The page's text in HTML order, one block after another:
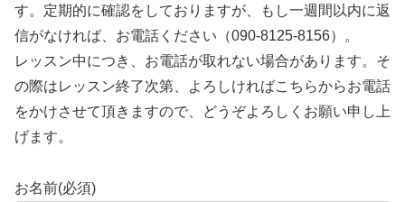
す。定期的に確認をしておりますが、もし一週間以内に返
信がなければ、お電話ください（090-8125-8156）。
レッスン中につき、お電話が取れない場合があります。そ
の際はレッスン終了次第、よろしければこちらからお電話
をかけさせて頂きますので、どうぞよろしくお願い申し上
げます。
お名前(必須)